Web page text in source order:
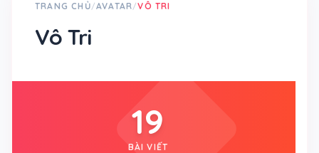
TRANG CHỦ/AVATAR/VÔ TRI
Vô Tri
19
BÀI VIẾT